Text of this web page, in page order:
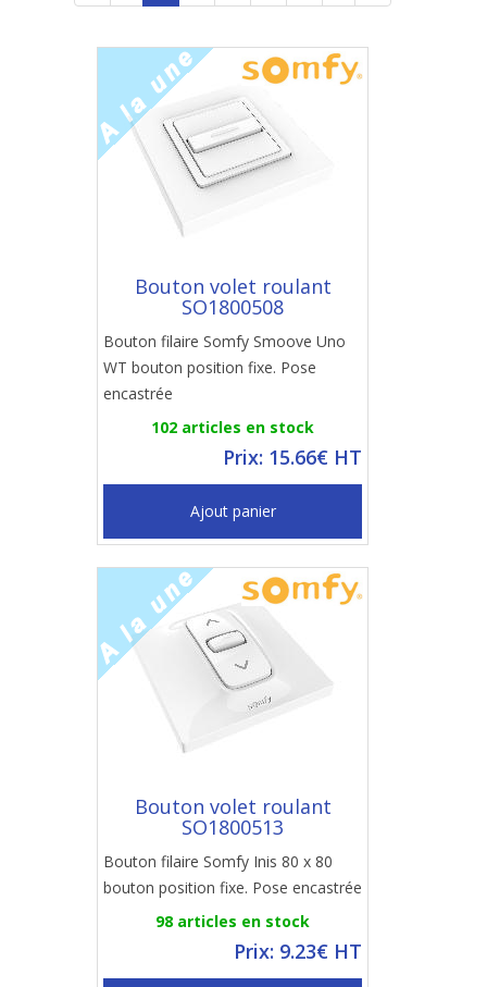
Bouton volet roulant
SO1800508
Bouton filaire Somfy Smoove Uno
WT bouton position fixe. Pose
encastrée
102 articles en stock
Prix: 15.66€ HT
Ajout panier
Bouton volet roulant
SO1800513
Bouton filaire Somfy Inis 80 x 80
bouton position fixe. Pose encastrée
98 articles en stock
Prix: 9.23€ HT